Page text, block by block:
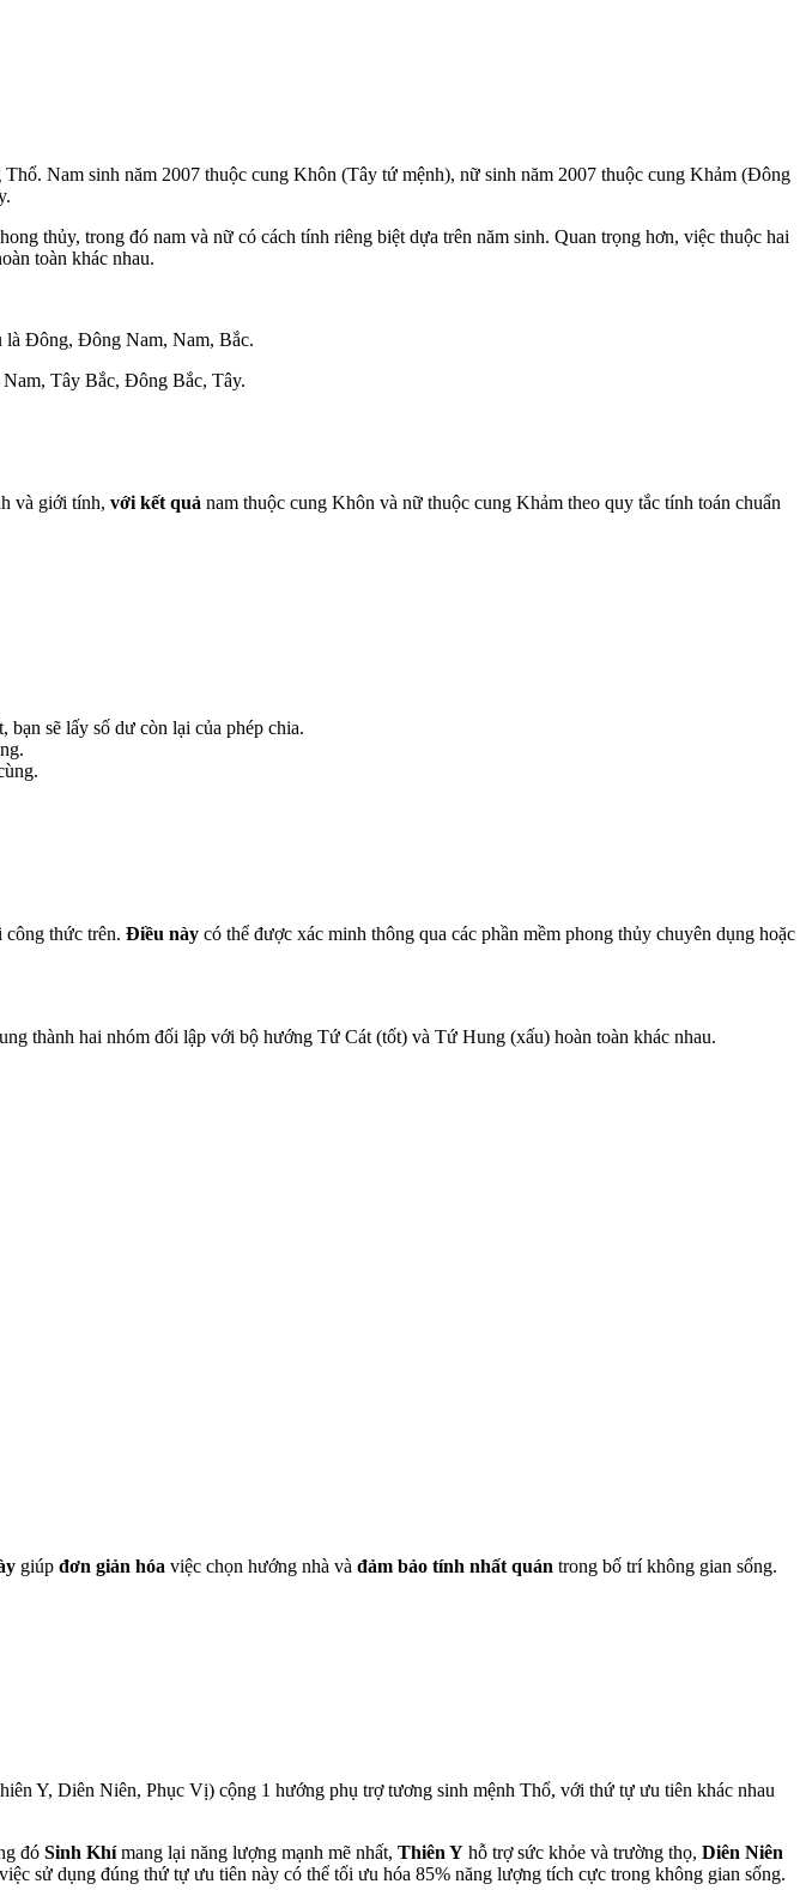
Thổ. Nam sinh năm 2007 thuộc cung Khôn (Tây tứ mệnh), nữ sinh năm 2007 thuộc cung Khảm (Đông
thủy, trong đó nam và nữ có cách tính riêng biệt dựa trên năm sinh. Quan trọng hơn, việc thuộc hai
toàn khác nhau.
là Đông, Đông Nam, Nam, Bắc.
Tây Bắc, Đông Bắc, Tây.
và giới tính, với kết quả nam thuộc cung Khôn và nữ thuộc cung Khảm theo quy tắc tính toán chuẩn
sẽ lấy số dư còn lại của phép chia.
công thức trên. Điều này có thể được xác minh thông qua các phần mềm phong thủy chuyên dụng hoặc
thành hai nhóm đối lập với bộ hướng Tứ Cát (tốt) và Tứ Hung (xấu) hoàn toàn khác nhau.
giúp đơn giản hóa việc chọn hướng nhà và đảm bảo tính nhất quán trong bố trí không gian sống.
Y, Diên Niên, Phục Vị) cộng 1 hướng phụ trợtương sinh mệnh Thổ, với thứ tự ưu tiên khác nhau
đó Sinh Khímang lại năng lượng mạnh mẽ nhất, Thiên Y hỗ trợ sức khỏe và trường thọ, Diên Niên
sử dụng đúng thứ tự ưu tiên này có thể tối ưu hóa 85% năng lượng tích cực trong không gian sống.